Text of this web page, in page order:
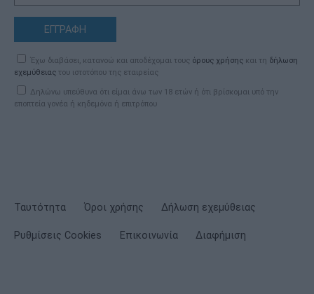
ΕΓΓΡΑΦΗ
Έχω διαβάσει, κατανοώ και αποδέχομαι τους όρους χρήσης και τη δήλωση
εχεμύθειας του ιστοτόπου της εταιρείας
Δηλώνω υπεύθυνα ότι είμαι άνω των 18 ετών ή ότι βρίσκομαι υπό την
εποπτεία γονέα ή κηδεμόνα ή επιτρόπου
Ταυτότητα Όροι χρήσης Δήλωση εχεμύθειας
Ρυθμίσεις Cookies Επικοινωνία Διαφήμιση